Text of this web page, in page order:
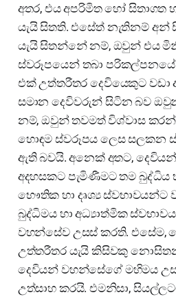
අතර, එය අපරිමිත හෝ සිතාගත
යැයි සිතති. එසේත් නැතිනම් අන්
යැයි සිතන්නේ නම්, ඔවුන් එය
ස්වරූපයෙන් තබා පරිකල්පනයේ
එක් උත්තරීතර දෙවියෙකුට වඩා
සමාන දෙවිවරුන් සිටින බව
නම්, ඔවුන් තවමත් විශ්වාස
හොඳම ස්වරූපය ලෙස සලකන
ඇති බවයි. අනෙක් අතට,
අදහසකට පැමිණීමට තම බුද්ධිය
භෞතික හා දෘශ්‍ය ස්වභාවයන්ට
බුද්ධිමය හා අධ්‍යාත්මික
වහන්සේව උසස් කරති. එසේම,
උත්තරීතර යැයි කිසිවකු
දෙවියන් වහන්සේගේ මහිමය
උත්සාහ කරයි. එමනිසා,